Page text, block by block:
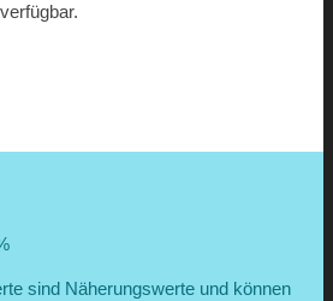
sind Näherungswerte und können